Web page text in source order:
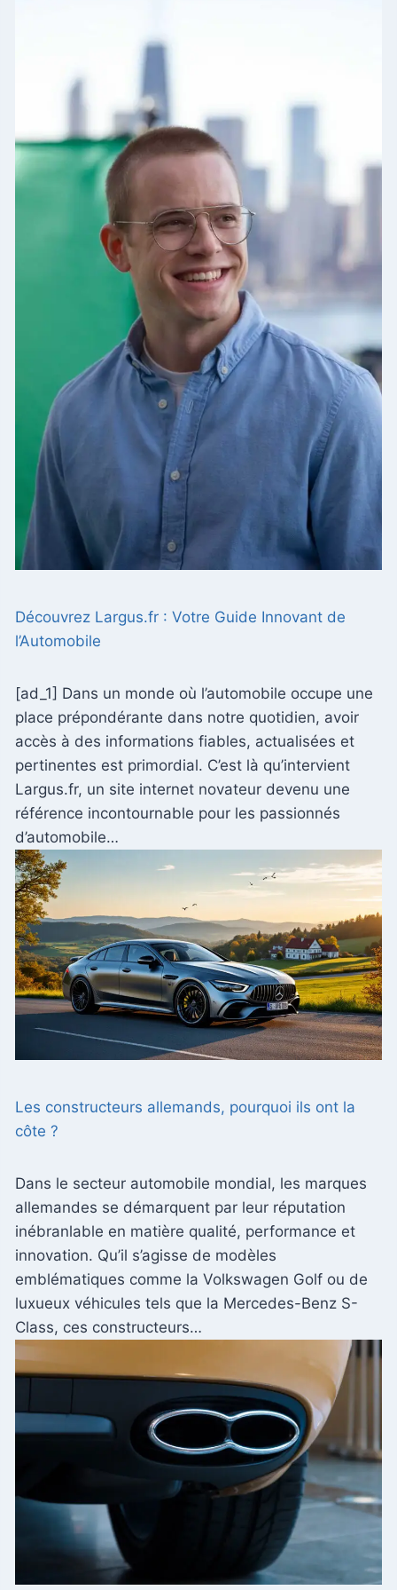
Découvrez Largus.fr : Votre Guide Innovant de
l’Automobile
[ad_1] Dans un monde où l’automobile occupe une
place prépondérante dans notre quotidien, avoir
accès à des informations fiables, actualisées et
pertinentes est primordial. C’est là qu’intervient
Largus.fr, un site internet novateur devenu une
référence incontournable pour les passionnés
d’automobile…
Les constructeurs allemands, pourquoi ils ont la
côte ?
Dans le secteur automobile mondial, les marques
allemandes se démarquent par leur réputation
inébranlable en matière qualité, performance et
innovation. Qu’il s’agisse de modèles
emblématiques comme la Volkswagen Golf ou de
luxueux véhicules tels que la Mercedes-Benz S-
Class, ces constructeurs…